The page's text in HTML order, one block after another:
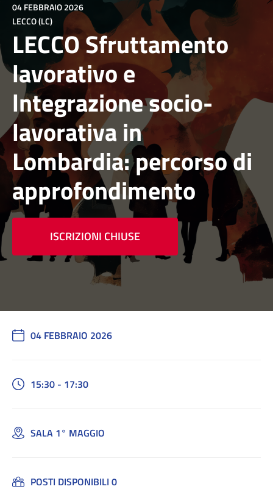
04 FEBBRAIO 2026
LECCO (LC)
LECCO Sfruttamento
lavorativo e
lntegrazione socio-
lavorativa in
Lombardia: percorso di
approfondimento
ISCRIZIONI CHIUSE
04 FEBBRAIO 2026
15:30 - 17:30
SALA 1° MAGGIO
POSTI DISPONIBILI 0